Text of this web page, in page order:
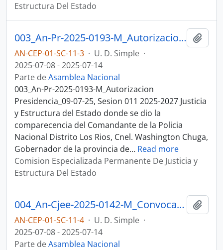
Estructura Del Estado
003_An-Pr-2025-0193-M_Autorizacion Presidencia_09-07-25, Sesion 011 Justicia y Estructura del Estado
AN-CEP-01-SC-11-3 · U. D. Simple ·
2025-07-08 - 2025-07-14
Parte deAsamblea Nacional
003_An-Pr-2025-0193-M_Autorizacion
Presidencia_09-07-25, Sesion 011 2025-2027 Justicia
y Estructura del Estado donde se dio la
comparecencia del Comandante de la Policia
Nacional Distrito Los Rios, Cnel. Washington Chuga,
Gobernador de la provincia de… Read more
Comision Especializada Permanente De Justicia y
Estructura Del Estado
004_An-Cjee-2025-0142-M_Convocatoria _09-07-25, Sesion 011 Justicia y Estructura del Estado
AN-CEP-01-SC-11-4 · U. D. Simple ·
2025-07-08 - 2025-07-14
Parte deAsamblea Nacional